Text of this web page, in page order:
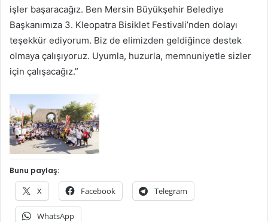
işler başaracağız. Ben Mersin Büyükşehir Belediye
Başkanımıza 3. Kleopatra Bisiklet Festivali’nden dolayı
teşekkür ediyorum. Biz de elimizden geldiğince destek
olmaya çalışıyoruz. Uyumla, huzurla, memnuniyetle sizler
için çalışacağız.”
Bunu paylaş:
X Facebook Telegram
WhatsApp